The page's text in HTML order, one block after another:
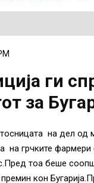
ги
за
на дел
на грчките
тоа беше
кон